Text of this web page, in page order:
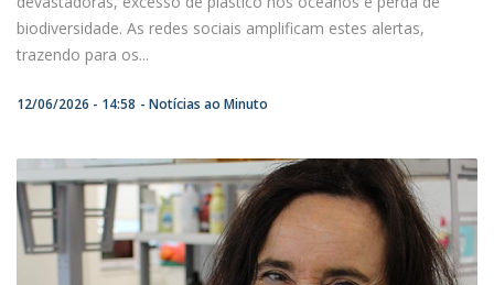
biodiversidade. As redes sociais amplificam estes alertas,
trazendo para os...
12/06/2026 - 14:58 Notícias ao Minuto